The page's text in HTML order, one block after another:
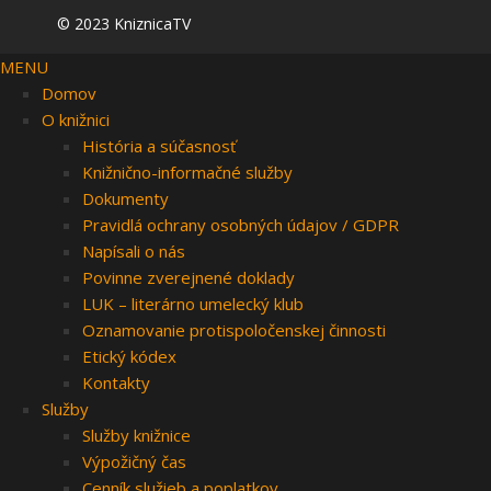
© 2023 KniznicaTV
MENU
Domov
O knižnici
História a súčasnosť
Knižnično-informačné služby
Dokumenty
Pravidlá ochrany osobných údajov / GDPR
Napísali o nás
Povinne zverejnené doklady
LUK – literárno umelecký klub
Oznamovanie protispoločenskej činnosti
Etický kódex
Kontakty
Služby
Služby knižnice
Výpožičný čas